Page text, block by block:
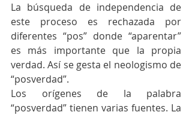
La búsqueda de independencia de
este proceso es rechazada por
diferentes “pos” donde “aparentar”
es más importante que la propia
verdad. Así se gesta el neologismo de
“posverdad”.
Los orígenes de la palabra
“posverdad” tienen varias fuentes. La